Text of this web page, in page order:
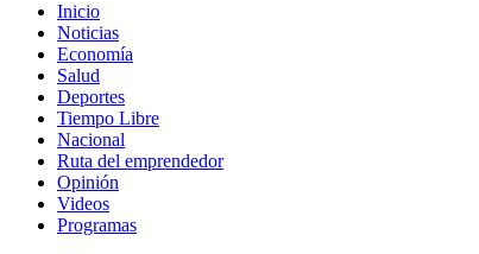
Inicio
Noticias
Economía
Salud
Deportes
Tiempo Libre
Nacional
Ruta del emprendedor
Opinión
Videos
Programas